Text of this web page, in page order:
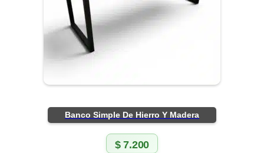
Banco Simple De Hierro Y Madera
$7.200